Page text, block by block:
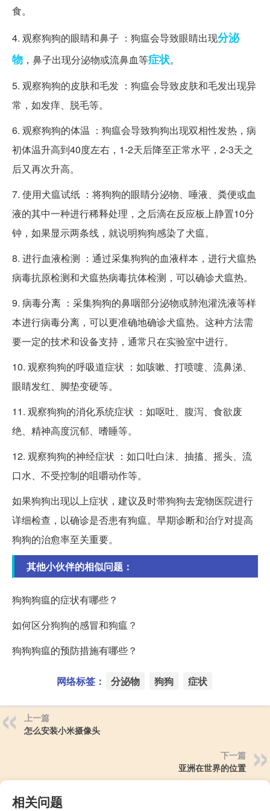
食。
4. 观察狗狗的眼睛和鼻子 ：狗瘟会导致眼睛出现分泌
物 ，鼻子出现分泌物或流鼻血等症状。
5. 观察狗狗的皮肤和毛发 ：狗瘟会导致皮肤和毛发出现异
常，如发痒、脱毛等。
6. 观察狗狗的体温 ：狗瘟会导致狗狗出现双相性发热，病
初体温升高到40度左右，1-2天后降至正常水平，2-3天之
后又再次升高。
7. 使用犬瘟试纸 ：将狗狗的眼睛分泌物、唾液、粪便或血
液的其中一种进行稀释处理，之后滴在反应板上静置10分
钟，如果显示两条线，就说明狗狗感染了犬瘟。
8. 进行血液检测 ：通过采集狗狗的血液样本，进行犬瘟热
病毒抗原检测和犬瘟热病毒抗体检测，可以确诊犬瘟热。
9. 病毒分离 ：采集狗狗的鼻咽部分泌物或肺泡灌洗液等样
本进行病毒分离，可以更准确地确诊犬瘟热。这种方法需
要一定的技术和设备支持，通常只在实验室中进行。
10. 观察狗狗的呼吸道症状 ：如咳嗽、打喷嚏、流鼻涕、
眼睛发红、脚垫变硬等。
11. 观察狗狗的消化系统症状 ：如呕吐、腹泻、食欲废
绝、精神高度沉郁、嗜睡等。
12. 观察狗狗的神经症状 ：如口吐白沫、抽搐、摇头、流
口水、不受控制的咀嚼动作等。
如果狗狗出现以上症状，建议及时带狗狗去宠物医院进行
详细检查，以确诊是否患有狗瘟。早期诊断和治疗对提高
狗狗的治愈率至关重要。
其他小伙伴的相似问题：
狗狗狗瘟的症状有哪些？
如何区分狗狗的感冒和狗瘟？
狗狗狗瘟的预防措施有哪些？
网络标签： 分泌物 狗狗 症状
上一篇
怎么安装小米摄像头
下一篇
亚洲在世界的位置
相关问题